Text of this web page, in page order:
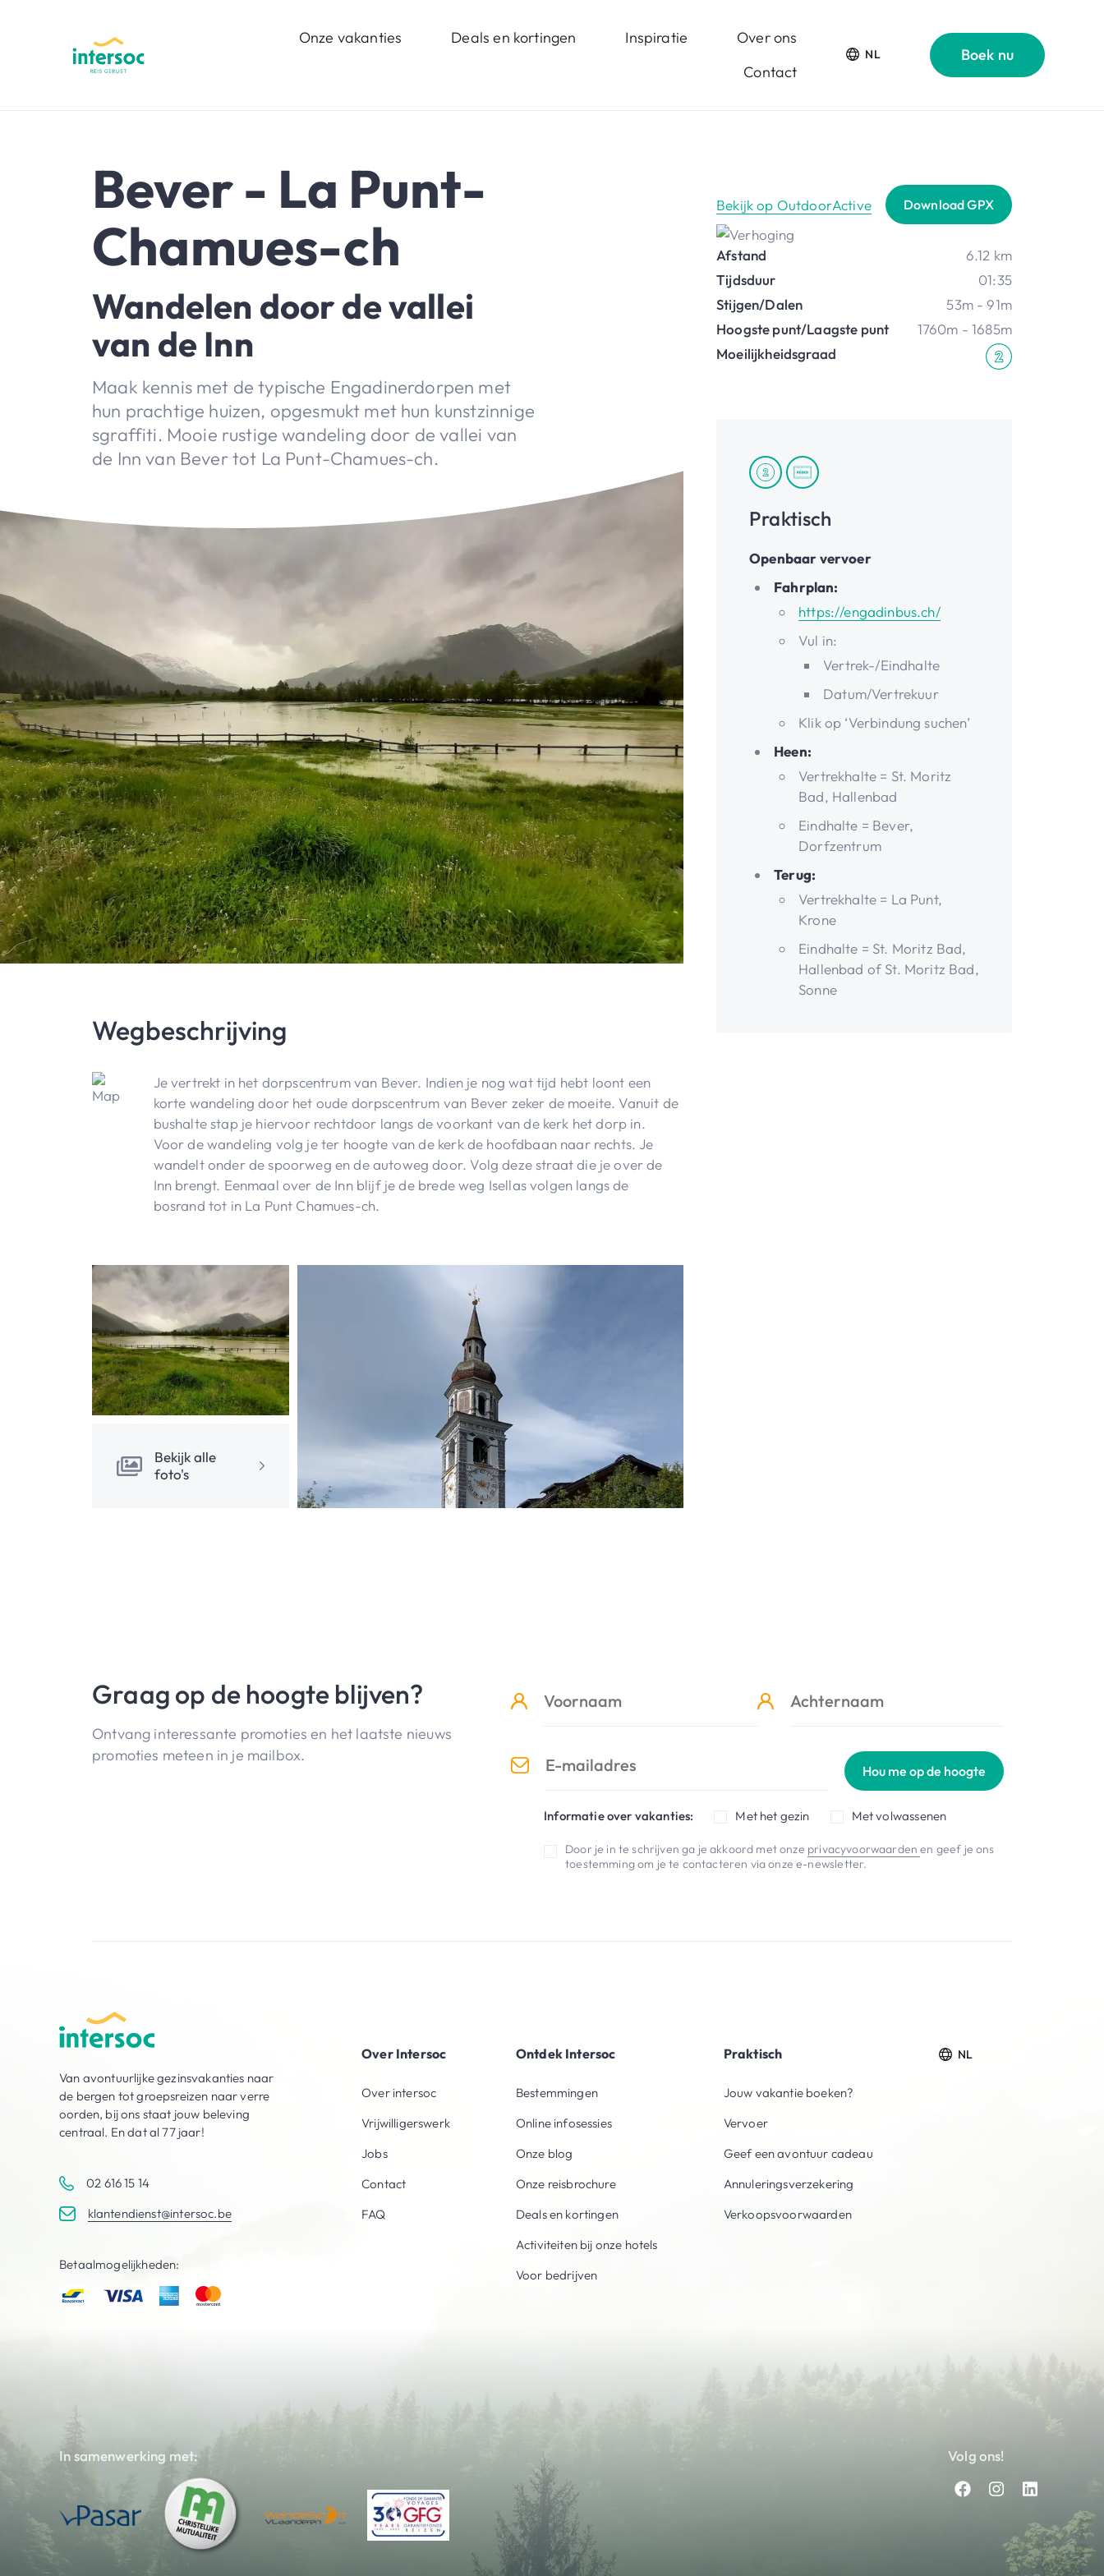
Onze vakanties Deals en kortingen Inspiratie
Over ons
Contact
NL Boek nu
Bever - La Punt-
Chamues-ch
Wandelen door de vallei
van de Inn
Maak kennis met de typische Engadinerdorpen met
hun prachtige huizen, opgesmukt met hun kunstzinnige
sgraffiti. Mooie rustige wandeling door de vallei van
de Inn van Bever tot La Punt-Chamues-ch.
Wegbeschrijving
Je vertrekt in het dorpscentrum van Bever. Indien je nog wat tijd hebt loont een
korte wandeling door het oude dorpscentrum van Bever zeker de moeite. Vanuit de
bushalte stap je hiervoor rechtdoor langs de voorkant van de kerk het dorp in.
Voor de wandeling volg je ter hoogte van de kerk de hoofdbaan naar rechts. Je
wandelt onder de spoorweg en de autoweg door. Volg deze straat die je over de
Inn brengt. Eenmaal over de Inn blijf je de brede weg Isellas volgen langs de
bosrand tot in La Punt Chamues-ch.
Bekijk alle
foto's
Bekijk op OutdoorActive Download GPX
Afstand
6.12 km
Tijdsduur
01:35
Stijgen/Dalen
53m - 91m
Hoogste punt/Laagste punt
1760m - 1685m
Moeilijkheidsgraad
Praktisch
Openbaar vervoer
Fahrplan:
https://engadinbus.ch/
Vul in:
Vertrek-/Eindhalte
Datum/Vertrekuur
Klik op ‘Verbindung suchen’
Heen:
Vertrekhalte = St. Moritz
Bad, Hallenbad
Eindhalte = Bever,
Dorfzentrum
Terug:
Vertrekhalte = La Punt,
Krone
Eindhalte = St. Moritz Bad,
Hallenbad of St. Moritz Bad,
Sonne
Graag op de hoogte blijven?
Ontvang interessante promoties en het laatste nieuws
promoties meteen in je mailbox.
Hou me op de hoogte
Informatie over vakanties: Met het gezin Met volwassenen
Door je in te schrijven ga je akkoord met onze privacyvoorwaardenen geef je ons
toestemming om je te contacteren via onze e-newsletter.
Van avontuurlijke gezinsvakanties naar
de bergen tot groepsreizen naar verre
oorden, bij ons staat jouw beleving
centraal. En dat al 77 jaar!
02 616 15 14
klantendienst@intersoc.be
Betaalmogelijkheden:
Over Intersoc
Over intersoc
Vrijwilligerswerk
Jobs
Contact
FAQ
Ontdek Intersoc
Bestemmingen
Online infosessies
Onze blog
Onze reisbrochure
Deals en kortingen
Activiteiten bij onze hotels
Voor bedrijven
Praktisch
Jouw vakantie boeken?
Vervoer
Geef een avontuur cadeau
Annuleringsverzekering
Verkoopsvoorwaarden
NL
In samenwerking met: Volg ons!